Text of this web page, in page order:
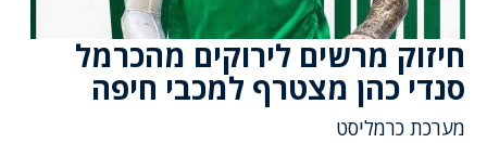
חיזוק מרשים לירוקים מהכרמל
סנדי כהן מצטרף למכבי חיפה
מערכת כרמליסט